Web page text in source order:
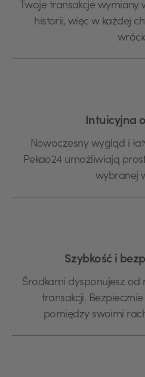
Twoje transakcje
historii, więc w każdej
Intuicyjna
Nowoczesny wygląd i
Pekao24 umożliwiają
wybranej
Szybkość i
Środkami dysponujesz
transakcji.
pomiędzy swoimi